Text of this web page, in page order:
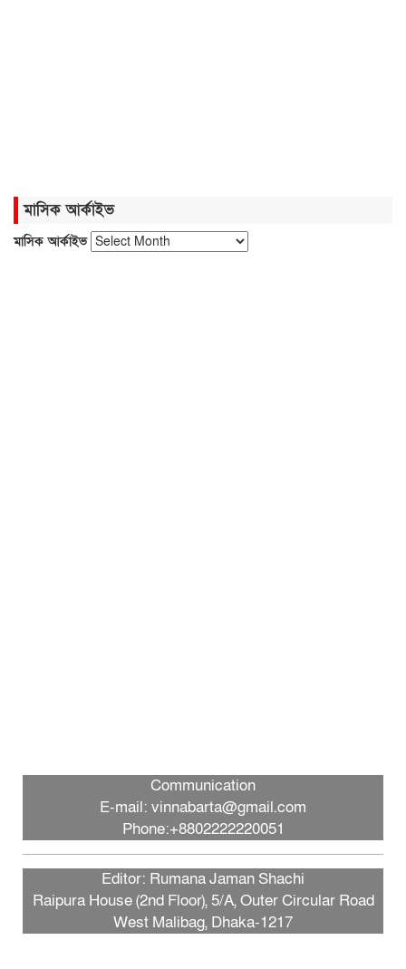
মাসিক আর্কাইভ
মাসিক আর্কাইভ
Communication
E-mail: vinnabarta@gmail.com
Phone:+8802222220051
Editor: Rumana Jaman Shachi
Raipura House (2nd Floor), 5/A, Outer Circular Road
West Malibag, Dhaka-1217